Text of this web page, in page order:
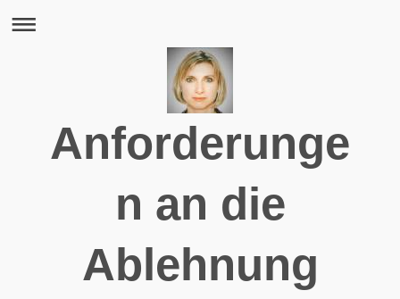
Anforderunge
n an die
Ablehnung